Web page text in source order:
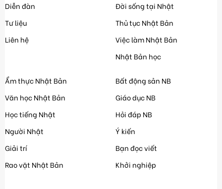
Diễn đàn
Tư liệu
Liên hệ
Đời sống tại Nhật
Thủ tục Nhật Bản
Việc làm Nhật Bản
Nhật Bản học
Ẩm thực Nhật Bản
Văn học Nhật Bản
Học tiếng Nhật
Người Nhật
Giải trí
Rao vặt Nhật Bản
Bất động sản NB
Giáo dục NB
Hỏi đáp NB
Ý kiến
Bạn đọc viết
Khởi nghiệp